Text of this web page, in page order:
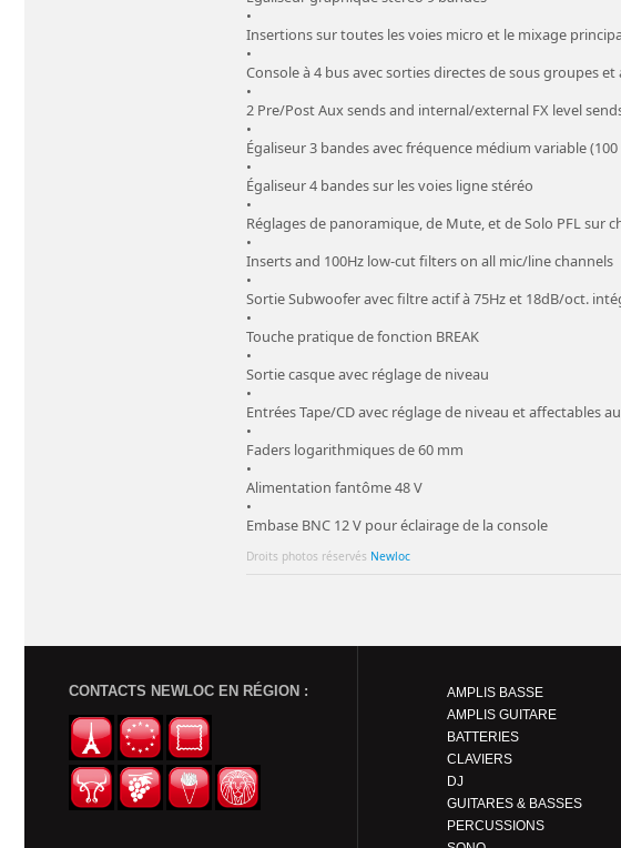
•
Insertions sur toutes les voies micro et le mixage
•
Console à 4 bus avec sorties directes de sous groupes
•
2 Pre/Post Aux sends and internal/external FX level
•
Égaliseur 3 bandes avec fréquence médium variable
•
Égaliseur 4 bandes sur les voies ligne stéréo
•
Réglages de panoramique, de Mute, et de Solo PFL sur
•
Inserts and 100Hz low-cut filters on all mic/line channels
•
Sortie Subwoofer avec filtre actif à 75Hz et 18dB/oct.
•
Touche pratique de fonction BREAK
•
Sortie casque avec réglage de niveau
•
Entrées Tape/CD avec réglage de niveau et affectables
•
Faders logarithmiques de 60 mm
•
Alimentation fantôme 48 V
•
Embase BNC 12 V pour éclairage de la console
Droits photos réservés Newloc
CONTACTS NEWLOC EN RÉGION :
AMPLIS BASSE
AMPLIS GUITARE
BATTERIES
CLAVIERS
DJ
GUITARES & BASSES
PERCUSSIONS